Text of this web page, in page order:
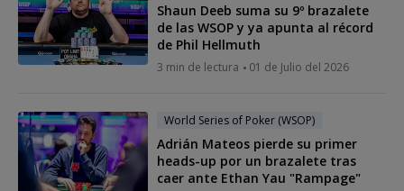
Shaun Deeb suma su 9º brazalete
de las WSOP y ya apunta al récord
de Phil Hellmuth
3 min de lectura 01 de Julio del 2026
World Series of Poker (WSOP)
Adrián Mateos pierde su primer
heads-up por un brazalete tras
caer ante Ethan Yau "Rampage"